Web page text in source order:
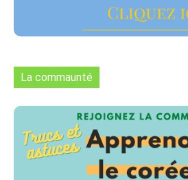
La commaunté